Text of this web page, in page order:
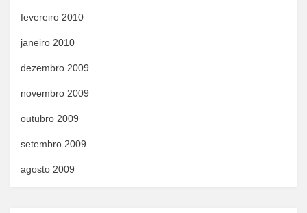
fevereiro 2010
janeiro 2010
dezembro 2009
novembro 2009
outubro 2009
setembro 2009
agosto 2009